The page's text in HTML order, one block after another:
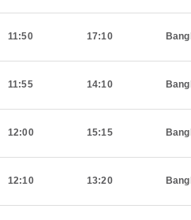
11:50 17:10
11:55 14:10
12:00 15:15
12:10 13:20